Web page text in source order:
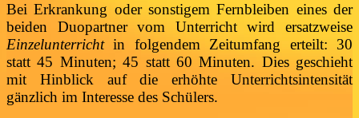
Bei Erkrankung oder sonstigem Fernbleiben eines der
beiden Duopartner vom Unterricht wird ersatzweise
Einzelunterrichtin folgendem Zeitumfang erteilt: 30
statt 45 Minuten; 45 statt 60 Minuten. Dies geschieht
mit Hinblick auf die erhöhte Unterrichtsintensität
gänzlich im Interesse des Schülers.